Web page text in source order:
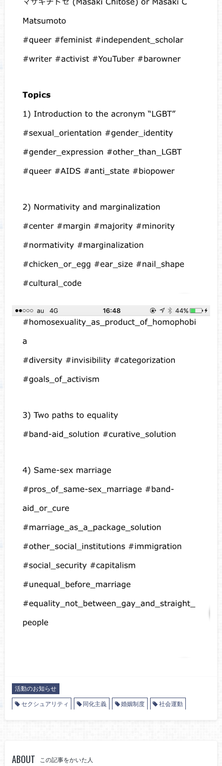
活動のお知らせ
セクシュアリティ
同化主義 婚姻制度 社会運動
ABOUT この記事をかいた人